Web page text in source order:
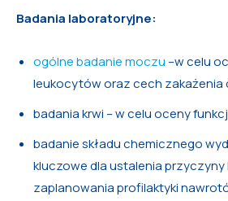
Badania laboratoryjne:
ogólne badanie moczu –w celu
leukocytów oraz cech zakażenia
badania krwi – w celu oceny
badanie składu chemicznego
kluczowe dla ustalenia przyczyny
zaplanowania profilaktyki